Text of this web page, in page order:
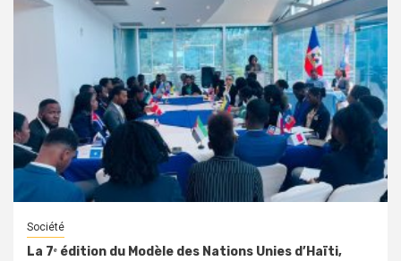
Société
La 7ᵉ édition du Modèle des Nations Unies d’Haïti,